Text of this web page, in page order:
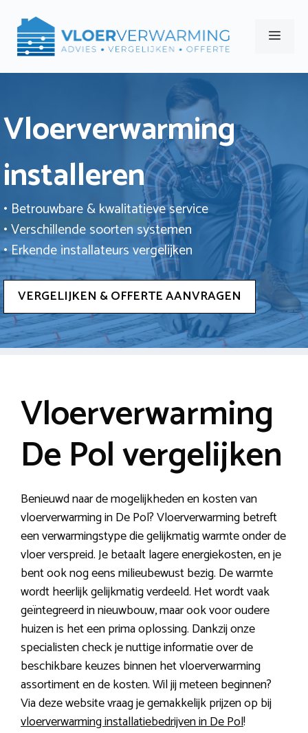
naar
Menu
Vloerverwarming
installeren
• Betrouwbare & kwalitatieve service
• Verschillende soorten systemen
• Erkende installateurs vergelijken
VERGELIJKEN & OFFERTE AANVRAGEN
Vloerverwarming
De Pol vergelijken
Benieuwd naar de mogelijkheden en kosten van
vloerverwarming in De Pol? Vloerverwarming betreft
een verwarmingstype die gelijkmatig warmte onder de
vloer verspreid. Je betaalt lagere energiekosten, en je
bent ook nog eens milieubewust bezig. De warmte
wordt heerlijk gelijkmatig verdeeld. Het wordt vaak
geïntegreerd in nieuwbouw, maar ook voor oudere
huizen is het een prima oplossing. Dankzij onze
specialisten check je nuttige informatie over de
beschikbare keuzes binnen het vloerverwarming
assortiment en de kosten. Wil jij meteen beginnen?
Via deze website vraag je gemakkelijk prijzen op bij
vloerverwarming installatiebedrijven in De Pol!